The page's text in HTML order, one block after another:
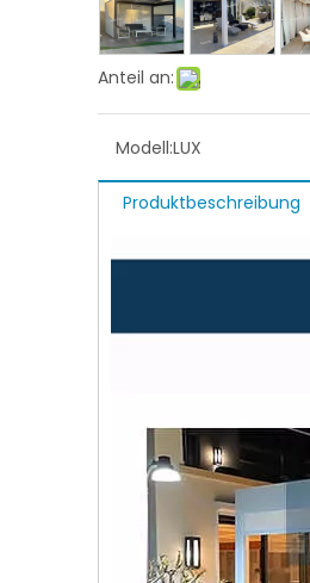
Anteil an:
Modell:LUX
Produktbeschreibung